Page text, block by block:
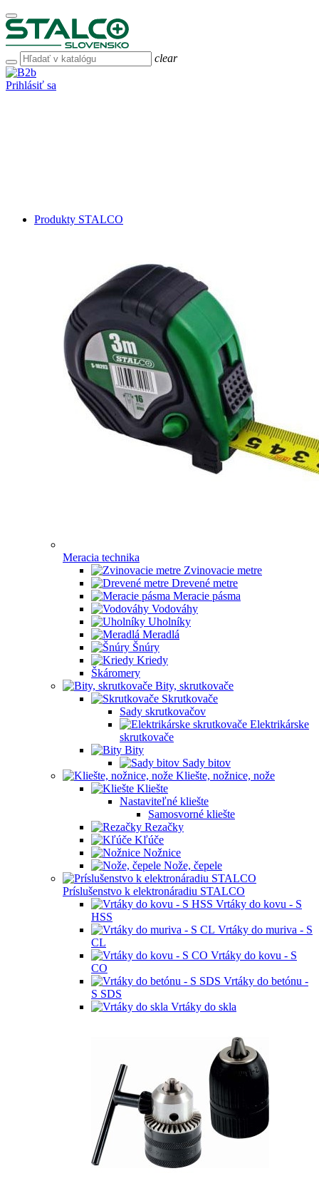
clear
Prihlásiť sa
Produkty STALCO
Meracia technika
Zvinovacie metre
Drevené metre
Meracie pásma
Vodováhy
Uholníky
Meradlá
Šnúry
Kriedy
Škáromery
Bity, skrutkovače
Skrutkovače
Sady skrutkovačov
Elektrikárske
skrutkovače
Bity
Sady bitov
Kliešte, nožnice, nože
Kliešte
Nastaviteľné kliešte
Samosvorné kliešte
Rezačky
Kľúče
Nožnice
Nože, čepele
Príslušenstvo k elektronáradiu STALCO
Vrtáky do kovu - S
HSS
Vrtáky do muriva - S
CL
Vrtáky do kovu - S
CO
Vrtáky do betónu -
S SDS
Vrtáky do skla